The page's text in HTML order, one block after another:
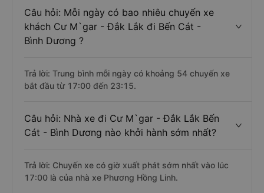
Câu hỏi: Mỗi ngày có bao nhiêu chuyến xe
khách Cư M`gar - Đắk Lắk đi Bến Cát -
Bình Dương ?
Trả lời: Trung bình mỗi ngày có khoảng 54 chuyến xe
bắt đầu từ 17:00 đến 23:15.
Câu hỏi: Nhà xe đi Cư M`gar - Đắk Lắk Bến
Cát - Bình Dương nào khởi hành sớm nhất?
Trả lời: Chuyến xe có giờ xuất phát sớm nhất vào lúc
17:00 là của nhà xe Phương Hồng Linh.